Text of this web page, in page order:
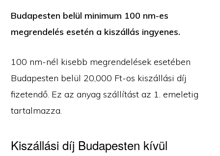
Budapesten belül minimum 100 nm-es
megrendelés esetén a kiszállás ingyenes.
100 nm-nél kisebb megrendelések esetében
Budapesten belül 20,000 Ft-os kiszállási díj
fizetendő. Ez az anyag szállítást az 1. emeletig
tartalmazza.
Kiszállási díj Budapesten kívül